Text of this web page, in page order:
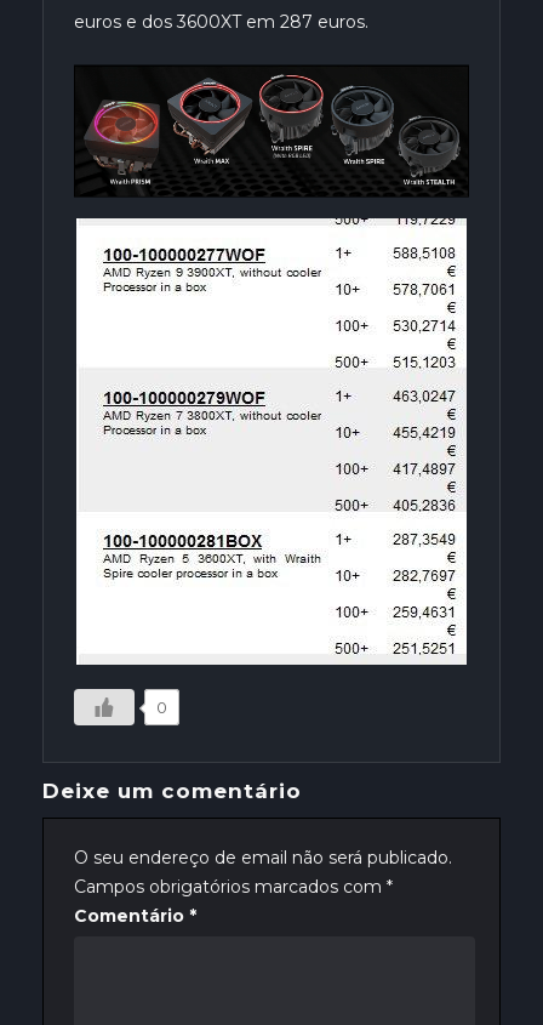
euros e dos 3600XT em 287 euros.
0
Deixe um comentário
O seu endereço de email não será publicado.
Campos obrigatórios marcados com *
Comentário *